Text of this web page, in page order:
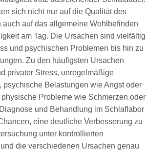
sich nicht nur auf die Qualität des
auch auf das allgemeine Wohlbefinden
am Tag. Die Ursachen sind vielfältig
und psychischen Problemen bis hin zu
Zu den häufigsten Ursachen
privater Stress, unregelmäßige
psychische Belastungen wie Angst oder
Probleme wie Schmerzen oder
und Behandlung im Schlaflabor
eine deutliche Verbesserung zu
unter kontrollierten
die verschiedenen Ursachen genau